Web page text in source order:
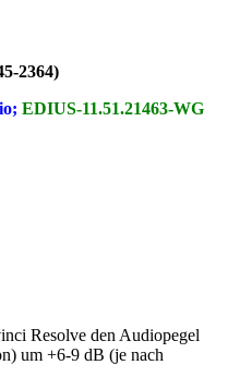
2364)
EDIUS-11.51.21463-WG
Resolve den Audiopegel
um +6-9 dB (je nach